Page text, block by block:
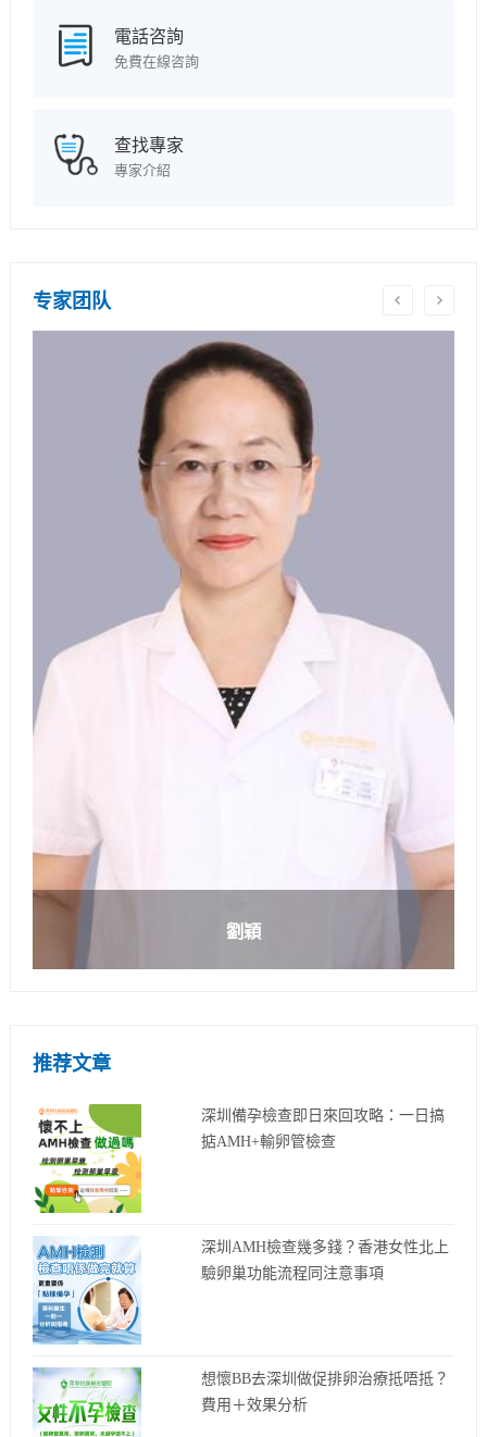
電話咨詢
免費在線咨詢
查找專家
專家介紹
专家团队
劉穎
推荐文章
深圳備孕檢查即日來回攻略：一日搞
掂AMH+輸卵管檢查
深圳AMH檢查幾多錢？香港女性北上
驗卵巢功能流程同注意事項
想懷BB去深圳做促排卵治療抵唔抵？
費用＋效果分析